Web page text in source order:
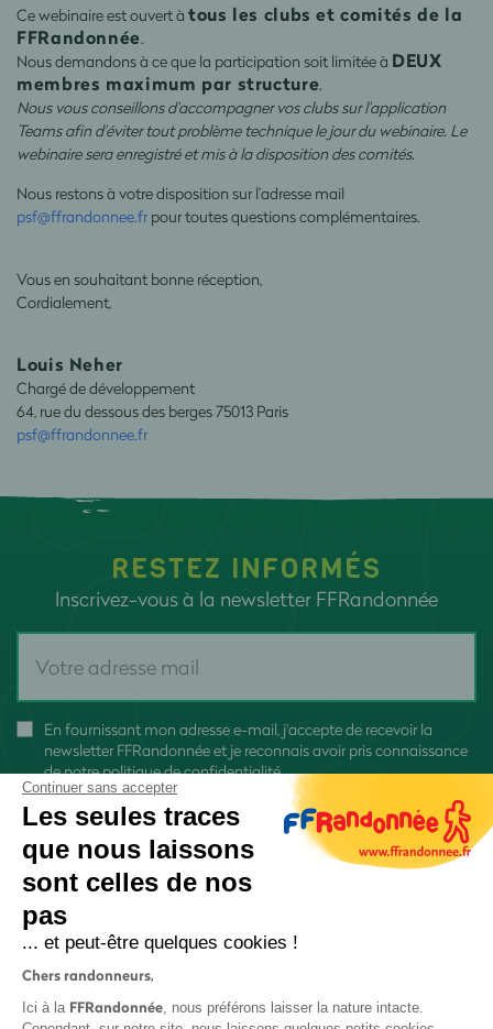
Ce webinaire est ouvert à tous les clubs et comités de la
FFRandonnée.
Nous demandons à ce que la participation soit limitée à DEUX
membres maximum par structure.
Nous vous conseillons d’accompagner vos clubs sur l’application
Teams afin d’éviter tout problème technique le jour du webinaire. Le
webinaire sera enregistré et mis à la disposition des comités.
Nous restons à votre disposition sur l’adresse mail
psf@ffrandonnee.fr pour toutes questions complémentaires.
Vous en souhaitant bonne réception,
Cordialement,
Louis Neher
Chargé de développement
64, rue du dessous des berges 75013 Paris
psf@ffrandonnee.fr
RESTEZ INFORMÉS
Inscrivez-vous à la newsletter FFRandonnée
En fournissant mon adresse e-mail, j'accepte de recevoir la
newsletter FFRandonnée et je reconnais avoir pris connaissance
denotre politique de confidentialité
Continuer sans accepter
Les seules traces
que nous laissons
sont celles de nos
pas
... et peut-être quelques cookies !
Chers randonneurs,
Ici à la FFRandonnée, nous préférons laisser la nature intacte.